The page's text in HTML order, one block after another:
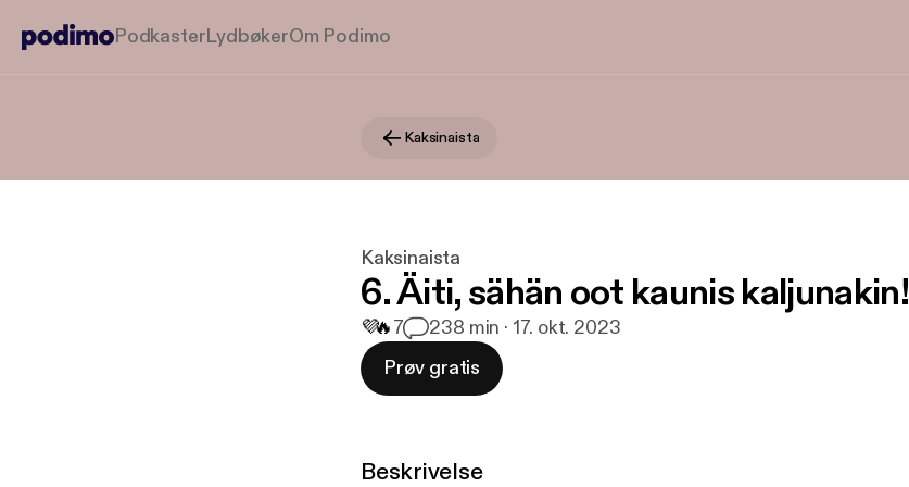
PodkasterLydbøkerOm Podimo
Kaksinaista
Kaksinaista
6. Äiti, sähän oot kaunis kaljunakin!
💜🔥7 238 min · 17. okt. 2023
Prøv gratis
Beskrivelse